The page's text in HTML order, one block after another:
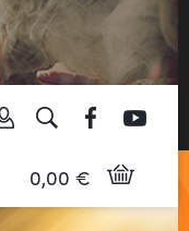
0,00 €